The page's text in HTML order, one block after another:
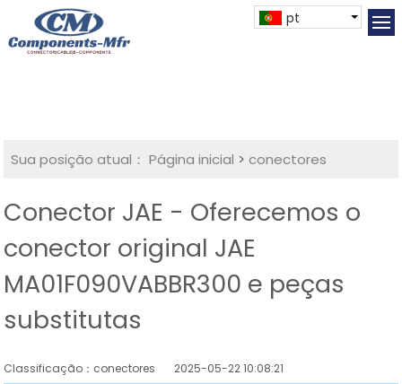
pt
Sua posição atual： Página inicial >conectores
Conector JAE - Oferecemos o
conector original JAE
MA01F090VABBR300 e peças
substitutas
Classificação：conectores 2025-05-22 10:08:21